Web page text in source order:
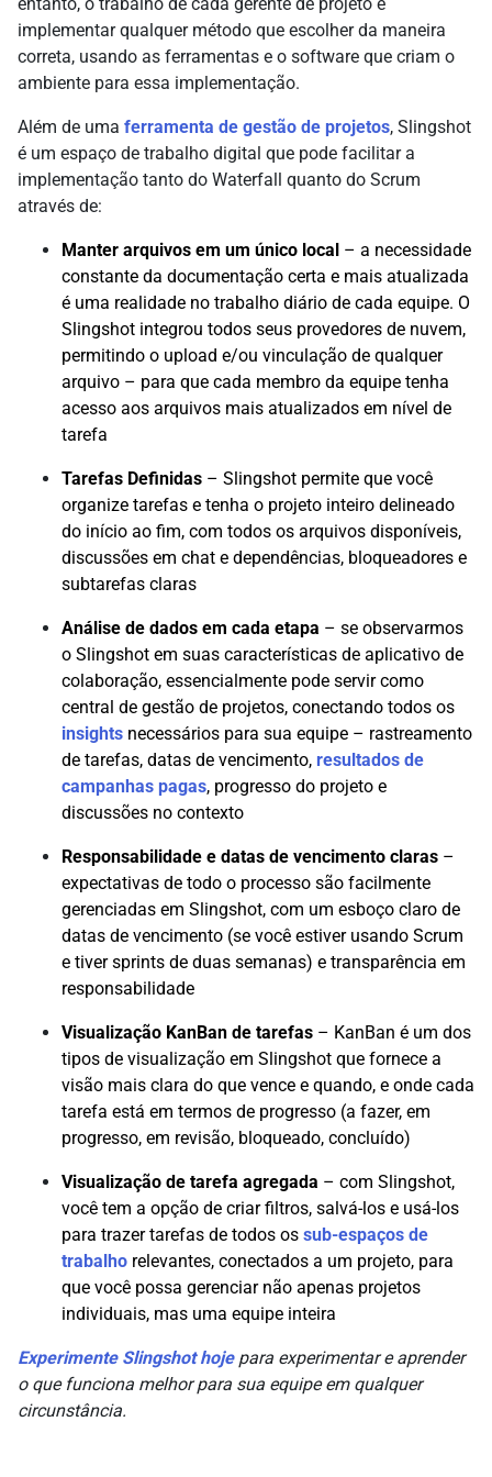
entanto, o trabalho de cada gerente de projeto é
implementar qualquer método que escolher da maneira
correta, usando as ferramentas e o software que criam o
ambiente para essa implementação.
Além de uma ferramenta de gestão de projetos, Slingshot
é um espaço de trabalho digital que pode facilitar a
implementação tanto do Waterfall quanto do Scrum
através de:
Manter arquivos em um único local – a necessidade
constante da documentação certa e mais atualizada
é uma realidade no trabalho diário de cada equipe. O
Slingshot integrou todos seus provedores de nuvem,
permitindo o upload e/ou vinculação de qualquer
arquivo – para que cada membro da equipe tenha
acesso aos arquivos mais atualizados em nível de
tarefa
Tarefas Definidas – Slingshot permite que você
organize tarefas e tenha o projeto inteiro delineado
do início ao fim, com todos os arquivos disponíveis,
discussões em chat e dependências, bloqueadores e
subtarefas claras
Análise de dados em cada etapa – se observarmos
o Slingshot em suas características de aplicativo de
colaboração, essencialmente pode servir como
central de gestão de projetos, conectando todos os
insights necessários para sua equipe – rastreamento
de tarefas, datas de vencimento, resultados de
campanhas pagas, progresso do projeto e
discussões no contexto
Responsabilidade e datas de vencimento claras –
expectativas de todo o processo são facilmente
gerenciadas em Slingshot, com um esboço claro de
datas de vencimento (se você estiver usando Scrum
e tiver sprints de duas semanas) e transparência em
responsabilidade
Visualização KanBan de tarefas – KanBan é um dos
tipos de visualização em Slingshot que fornece a
visão mais clara do que vence e quando, e onde cada
tarefa está em termos de progresso (a fazer, em
progresso, em revisão, bloqueado, concluído)
Visualização de tarefa agregada – com Slingshot,
você tem a opção de criar filtros, salvá-los e usá-los
para trazer tarefas de todos os sub-espaços de
trabalho relevantes, conectados a um projeto, para
que você possa gerenciar não apenas projetos
individuais, mas uma equipe inteira
Experimente Slingshot hojepara experimentar e aprender
o que funciona melhor para sua equipe em qualquer
circunstância.